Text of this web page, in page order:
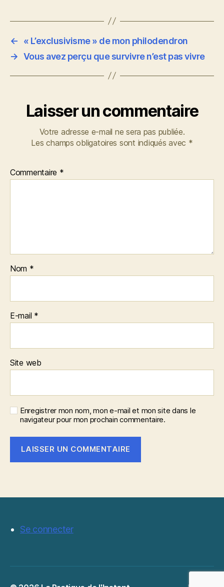
←
« L’exclusivisme » de mon philodendron
→ Vous avez perçu que survivre n’est pas vivre
Laisser un commentaire
Votre adresse e-mail ne sera pas publiée.
Les champs obligatoires sont indiqués avec *
Commentaire *
Nom *
E-mail *
Site web
Enregistrer mon nom, mon e-mail et mon site dans le
navigateur pour mon prochain commentaire.
Se connecter